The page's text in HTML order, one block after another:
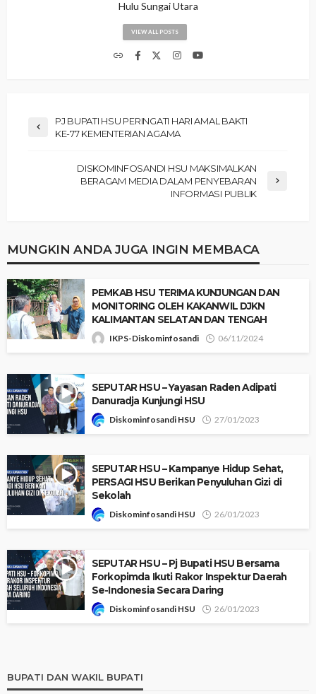
Hulu Sungai Utara
VIEW ALL POSTS
PJ BUPATI HSU PERINGATI HARI AMAL BAKTI
KE-77 KEMENTERIAN AGAMA
DISKOMINFOSANDI HSU MAKSIMALKAN
BERAGAM MEDIA DALAM PENYEBARAN
INFORMASI PUBLIK
MUNGKIN ANDA JUGA INGIN MEMBACA
PEMKAB HSU TERIMA KUNJUNGAN DAN
MONITORING OLEH KAKANWIL DJKN
KALIMANTAN SELATAN DAN TENGAH
IKPS-Diskominfosandi 06/11/2024
SEPUTAR HSU – Yayasan Raden Adipati
Danuradja Kunjungi HSU
Diskominfosandi HSU 27/01/2023
SEPUTAR HSU – Kampanye Hidup Sehat,
PERSAGI HSU Berikan Penyuluhan Gizi di
Sekolah
Diskominfosandi HSU 26/01/2023
SEPUTAR HSU – Pj Bupati HSU Bersama
Forkopimda Ikuti Rakor Inspektur Daerah
Se-Indonesia Secara Daring
Diskominfosandi HSU 26/01/2023
BUPATI DAN WAKIL BUPATI